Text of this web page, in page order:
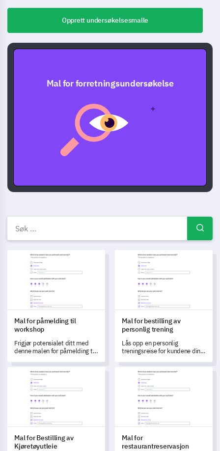
Opprett undersøkelsesmalle
Mal for forretningsundersøkelse
Virksomhet
Mal for påmelding til workshop
Mal for påmelding til
workshop
Frigjør potensialet ditt med
denne malen for påmelding til
data og forstå dine
læringsbehov og ambisjoner.
Mal for bestilling av personlig
Mal for bestilling av
personlig trening
Lås opp en personlig
treningsreise for kundene dine
bestillingsskjemaet for
personlig trening.
Mal for Bestilling av Kjøretøyutleie
Mal for Bestilling av
Kjøretøyutleie
Mal for restaurantreservasjon
Mal for
restaurantreservasjon